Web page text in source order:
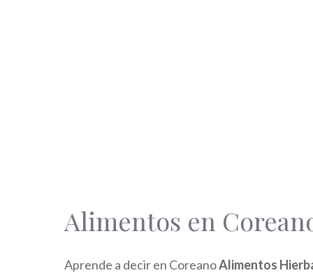
Alimentos en
Aprende a decir en CoreanoAlimentos